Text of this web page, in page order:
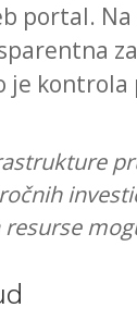
portal.
je